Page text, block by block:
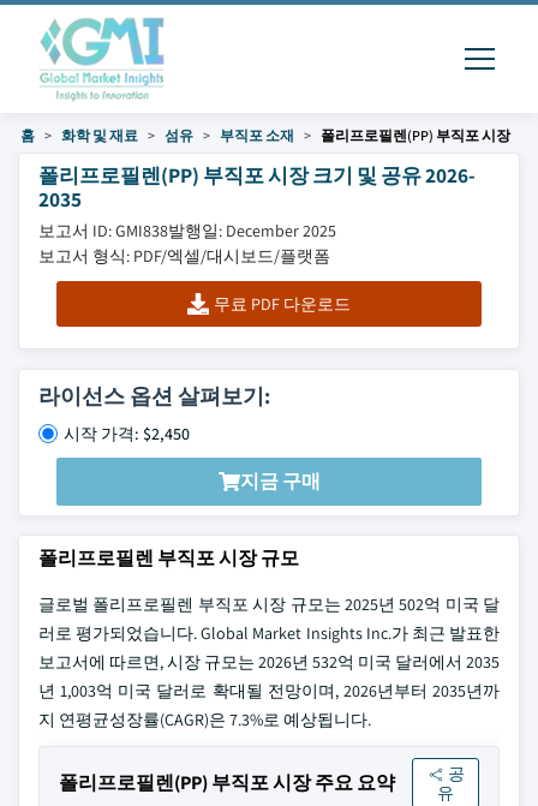
홈 화학 및 재료 섬유 부직포 소재 폴리프로필렌(PP) 부직포 시장
폴리프로필렌(PP) 부직포 시장 크기 및 공유 2026-
2035
보고서 ID: GMI838발행일: December 2025
보고서 형식: PDF/엑셀/대시보드/플랫폼
무료 PDF 다운로드
라이선스 옵션 살펴보기:
시작 가격: $2,450
지금 구매
폴리프로필렌 부직포 시장 규모
글로벌 폴리프로필렌 부직포 시장 규모는 2025년 502억 미국 달
러로 평가되었습니다. Global Market Insights Inc.가 최근 발표한
보고서에 따르면, 시장 규모는 2026년 532억 미국 달러에서 2035
년 1,003억 미국 달러로 확대될 전망이며, 2026년부터 2035년까
지 연평균성장률(CAGR)은 7.3%로 예상됩니다.
폴리프로필렌(PP) 부직포 시장 주요 요약
공
유